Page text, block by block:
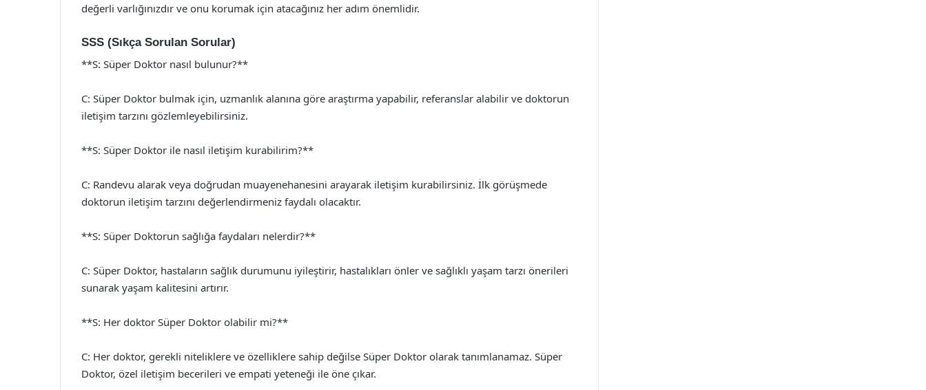
değerli varlığınızdır ve onu korumak için atacağınız her adım önemlidir.
SSS (Sıkça Sorulan Sorular)
**S: Süper Doktor nasıl bulunur?**
C: Süper Doktor bulmak için, uzmanlık alanına göre araştırma yapabilir, referanslar alabilir ve doktorun
iletişim tarzını gözlemleyebilirsiniz.
**S: Süper Doktor ile nasıl iletişim kurabilirim?**
C: Randevu alarak veya doğrudan muayenehanesini arayarak iletişim kurabilirsiniz. İlk görüşmede
doktorun iletişim tarzını değerlendirmeniz faydalı olacaktır.
**S: Süper Doktorun sağlığa faydaları nelerdir?**
C: Süper Doktor, hastaların sağlık durumunu iyileştirir, hastalıkları önler ve sağlıklı yaşam tarzı önerileri
sunarak yaşam kalitesini artırır.
**S: Her doktor Süper Doktor olabilir mi?**
C: Her doktor, gerekli niteliklere ve özelliklere sahip değilse Süper Doktor olarak tanımlanamaz. Süper
Doktor, özel iletişim becerileri ve empati yeteneği ile öne çıkar.